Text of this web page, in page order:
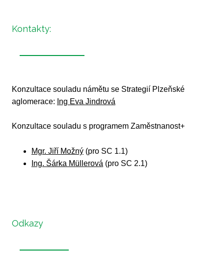
Kontakty:
Konzultace souladu námětu se Strategií Plzeňské
aglomerace: Ing Eva Jindrová
Konzultace souladu s programem Zaměstnanost+
Mgr. Jiří Možný (pro SC 1.1)
Ing. Šárka Müllerová (pro SC 2.1)
Odkazy